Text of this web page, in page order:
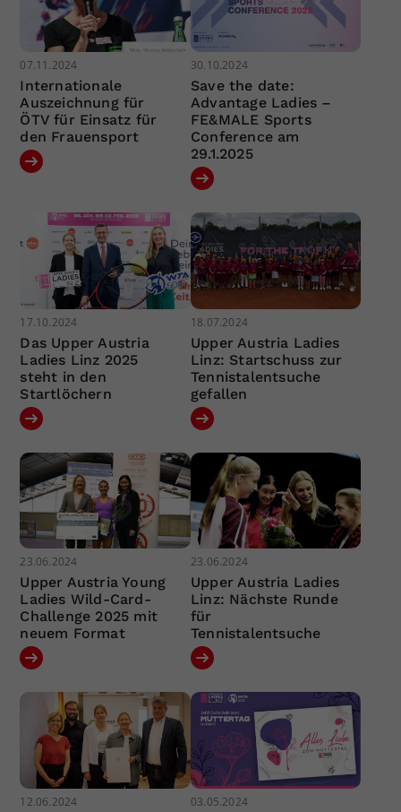
07.11.2024
Internationale
Auszeichnung für
ÖTV für Einsatz für
den Frauensport
30.10.2024
Save the date:
Advantage Ladies –
FE&MALE Sports
Conference am
29.1.2025
17.10.2024
Das Upper Austria
Ladies Linz 2025
steht in den
Startlöchern
18.07.2024
Upper Austria Ladies
Linz: Startschuss zur
Tennistalentsuche
gefallen
23.06.2024
Upper Austria Young
Ladies Wild-Card-
Challenge 2025 mit
neuem Format
23.06.2024
Upper Austria Ladies
Linz: Nächste Runde
für
Tennistalentsuche
12.06.2024 03.05.2024